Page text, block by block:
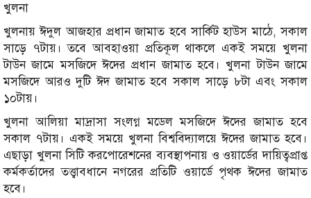
খুলনা
খুলনায় ঈদুল আজহার প্রধান জামাত হবে সার্কিট হাউস মাঠে, সকাল
সাড়ে ৭টায়। তবে আবহাওয়া প্রতিকূল থাকলে একই সময়ে খুলনা
টাউন জামে মসজিদে ঈদের প্রধান জামাত হবে। খুলনা টাউন জামে
মসজিদে আরও দুটি ঈদ জামাত হবে সকাল সাড়ে ৮টা এবং সকাল
১০টায়।
খুলনা আলিয়া মাদ্রাসা সংলগ্ন মডেল মসজিদে ঈদের জামাত হবে
সকাল ৭টায়। একই সময়ে খুলনা বিশ্ববিদ্যালয়ে ঈদের জামাত হবে।
এছাড়া খুলনা সিটি করপোরেশনের ব্যবস্থাপনায় ও ওয়ার্ডের দায়িত্বপ্রাপ্ত
কর্মকর্তাদের তত্ত্বাবধানে নগরের প্রতিটি ওয়ার্ডে পৃথক ঈদের জামাত
হবে।